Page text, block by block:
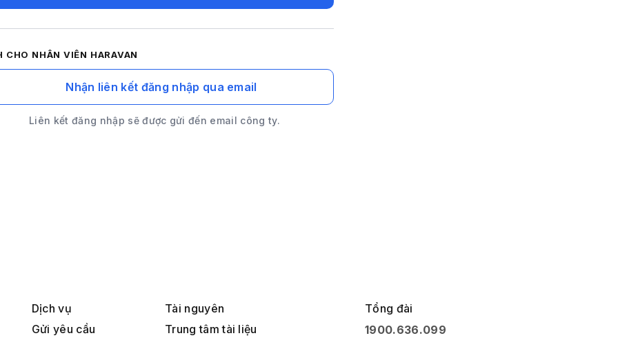
CHO NHÂN VIÊN HARAVAN
Nhận liên kết đăng nhập qua email
Liên kết đăng nhập sẽ được gửi đến email công ty.
Dịch vụ
Gửi yêu cầu
Tài nguyên
Trung tâm tài liệu
Tổng đài
1900.636.099